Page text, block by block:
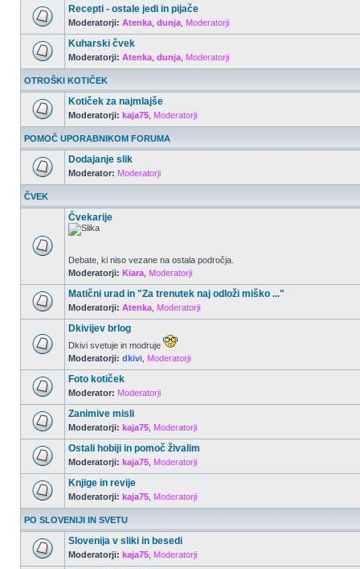
Recepti - ostale jedi in pijače
Moderatorji: Atenka dunja Moderatorji
Kuharski čvek
Moderatorji: Atenka dunja Moderatorji
OTROŠKI KOTIČEK
Kotiček za najmlajše
Moderatorji: kaja75 Moderatorji
POMOČ UPORABNIKOM FORUMA
Dodajanje slik
Moderator: Moderatorji
ČVEK
Čvekarije
Debate, ki niso vezane na ostala področja.
Moderatorji: Kiara Moderatorji
Matični urad in "Za trenutek naj odloži miško ..."
Moderatorji: Atenka Moderatorji
Dkivijev brlog
Dkivi svetuje in modruje
Moderatorji: dkivi Moderatorji
Foto kotiček
Moderator: Moderatorji
Zanimive misli
Moderatorji: kaja75 Moderatorji
Ostali hobiji in pomoč živalim
Moderatorji: kaja75 Moderatorji
Knjige in revije
Moderatorji: kaja75 Moderatorji
PO SLOVENIJI IN SVETU
Slovenija v sliki in besedi
Moderatorji: kaja75 Moderatorji